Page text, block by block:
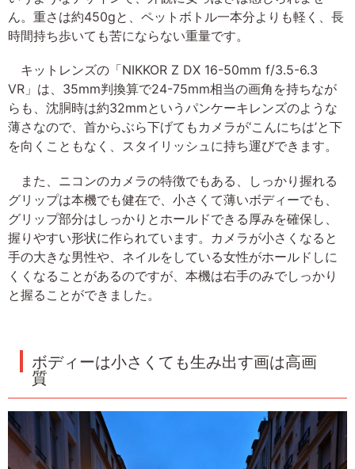
ん。重さは約450gと、ペットボトル一本分よりも軽く、長
時間持ち歩いても苦にならない重量です。
キットレンズの「NIKKOR Z DX 16-50mm f/3.5-6.3
VR」は、35mm判換算で24-75mm相当の画角を持ちなが
らも、沈胴時は約32mmというパンケーキレンズのような
薄さなので、首からぶら下げてもカメラが‘こんにちは’と下
を向くこともなく、スタイリッシュに持ち運びできます。
また、ニコンのカメラの特徴でもある、しっかり握れる
グリップは本機でも健在で、小さくて薄いボディーでも、
グリップ部分はしっかりとホールドできる厚みを確保し、
握りやすい形状に作られています。カメラが小さくなると
手の大きな男性や、ネイルをしている女性がホールドしに
くくなることがあるのですが、本機は右手のみでしっかり
と握ることができました。
ボディーは小さくても生み出す画は高画
質